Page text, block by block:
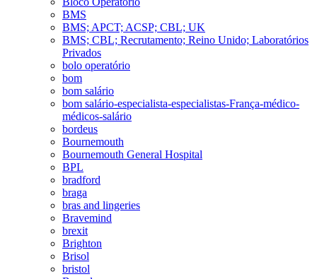
BMS
BMS; APCT; ACSP; CBL; UK
BMS; CBL; Recrutamento; Reino Unido; Laboratórios
Privados
bolo operatório
bom
bom salário
bom salário-especialista-especialistas-França-médico-
médicos-salário
bordeus
Bournemouth
Bournemouth General Hospital
BPL
bradford
braga
bras and lingeries
Bravemind
brexit
Brighton
Brisol
bristol